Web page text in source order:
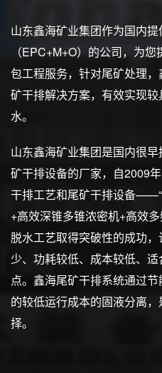
山东鑫海矿业集团作为国内
（EPC+M+O）的公司，为
包工程服务，针对尾矿处理
矿干排解决方案，有效实现
水。
山东鑫海矿业集团是国内很
矿干排设备的厂家，自2009
干排工艺和尾矿干排设备
+高效深锥多锥浓密机+高效
脱水工艺取得突破性的成功
少、功耗较低、成本较低、
点。鑫海尾矿干排系统通过
的较低运行成本的固液分离
择。